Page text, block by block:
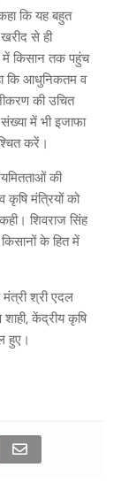
कि यह बहुत
से ही
में किसान तक पहुंच
कि आधुनिकतम व
की उचित
में भी इजाफा
करें।
की
कृषि मंत्रियों को
शिवराज सिंह
के हित में
श्री एदल
केंद्रीय कृषि
हुए।